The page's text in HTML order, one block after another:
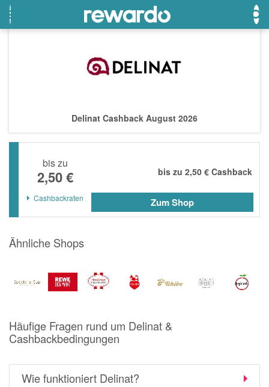
Lieferando
LASCANA
eBay
DOUGLAS Parfümerie
adidas
Notino
Parfumdreams
OTTO Office
HappyKeks
Beste Gutscheine
Top Gutscheine
Exklusive Gutscheine
Beste Angebote
Top Angebote
Exklusive Angebote
Delinat Cashback August 2026
bis zu
2,50 € bis zu 2,50 € Cashback
Cashbackraten Zum Shop
Ähnliche Shops
Häufige Fragen rund um Delinat &
Cashbackbedingungen
Wie funktioniert Delinat?